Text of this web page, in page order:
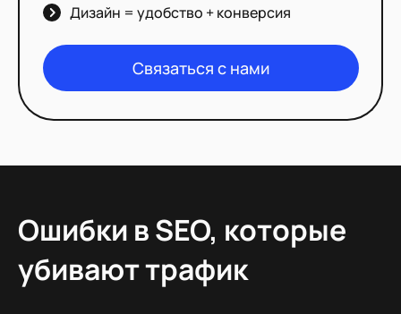
Дизайн = удобство + конверсия
Связаться с нами
Ошибки в SEO, которые
убивают трафик